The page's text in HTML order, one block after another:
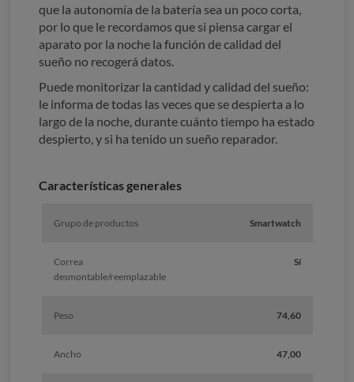
que la autonomía de la batería sea un poco corta,
por lo que le recordamos que si piensa cargar el
aparato por la noche la función de calidad del
sueño no recogerá datos.
Puede monitorizar la cantidad y calidad del sueño:
le informa de todas las veces que se despierta a lo
largo de la noche, durante cuánto tiempo ha estado
despierto, y si ha tenido un sueño reparador.
Características generales
Grupo de productos Smartwatch
Correa
desmontable/reemplazable
Sí
Peso 74,60
Ancho 47,00